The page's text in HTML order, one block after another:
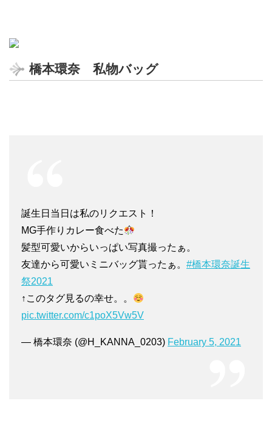
橋本環奈 私物バッグ
誕生日当日は私のリクエスト！
MG手作りカレー食べた
髪型可愛いからいっぱい写真撮ったぁ。
友達から可愛いミニバッグ貰ったぁ。 #橋本環奈誕生
祭2021
↑このタグ見るの幸せ。。
pic.twitter.com/c1poX5Vw5V
— 橋本環奈 (@H_KANNA_0203) February 5, 2021